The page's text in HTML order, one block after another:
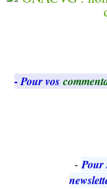
- Pour vos
- Pour